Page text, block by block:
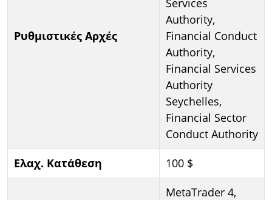
Ρυθμιστικές Αρχές
Authority,
Financial Conduct
Authority,
Financial Services
Authority
Seychelles,
Financial Sector
Conduct Authority
Ελαχ. Κατάθεση
100 $
MetaTrader 4,